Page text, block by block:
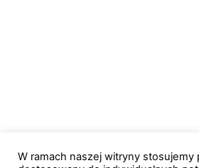
W ramach naszej witryny